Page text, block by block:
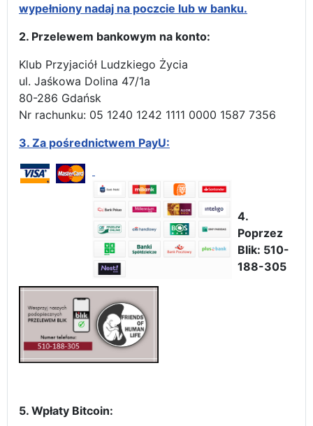
wypełniony nadaj na poczcie lub w banku.
2. Przelewem bankowym na konto:
Klub Przyjaciół Ludzkiego Życia
ul. Jaśkowa Dolina 47/1a
80-286 Gdańsk
Nr rachunku: 05 1240 1242 1111 0000 1587 7356
3. Za pośrednictwem PayU:
4.
Poprzez
Blik: 510-
188-305
5. Wpłaty Bitcoin: